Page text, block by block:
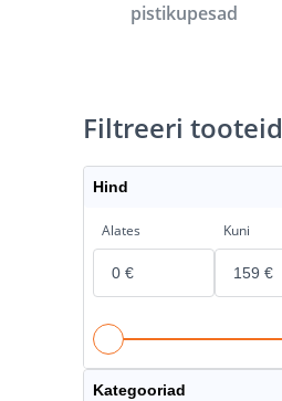
pistikupesad
Filtreeri tooteid
Hind
Alates Kuni
Kategooriad